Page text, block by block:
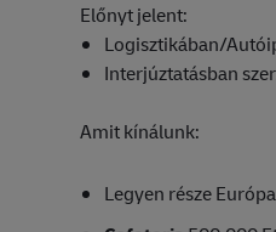
Előnyt jelent:
Logisztikában/
Interjúztatásban
Amit kínálunk:
Legyen része